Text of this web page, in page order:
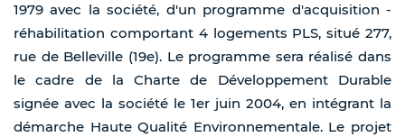
1979 avec la société, d'un programme d'acquisition -
réhabilitation comportant 4 logements PLS, situé 277,
rue de Belleville (19e). Le programme sera réalisé dans
le cadre de la Charte de Développement Durable
signée avec la société le 1er juin 2004, en intégrant la
démarche Haute Qualité Environnementale. Le projet